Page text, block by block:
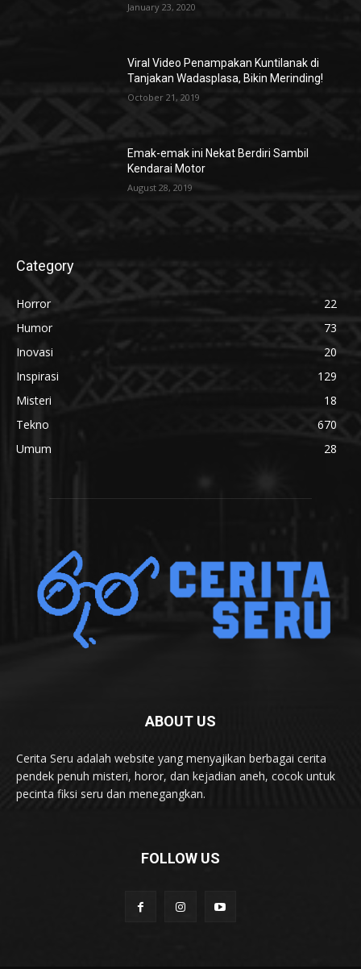
January 23, 2020
Viral Video Penampakan Kuntilanak di
Tanjakan Wadasplasa, Bikin Merinding!
October 21, 2019
Emak-emak ini Nekat Berdiri Sambil
Kendarai Motor
August 28, 2019
Category
Horror
22
Humor
73
Inovasi
20
Inspirasi
129
Misteri
18
Tekno
670
Umum
28
ABOUT US
Cerita Seru adalah website yang menyajikan berbagai cerita
pendek penuh misteri, horor, dan kejadian aneh, cocok untuk
pecinta fiksi seru dan menegangkan.
FOLLOW US